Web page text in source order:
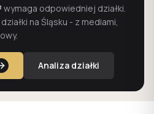
wymaga odpowiedniej działki.
na Śląsku - z mediami,
Analiza działki